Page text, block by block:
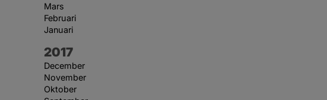
Mars
Februari
Januari
År:
2017
December
November
Oktober